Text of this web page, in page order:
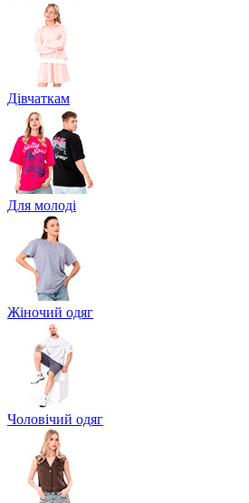
Дівчаткам
Для молоді
Жіночий одяг
Чоловічий одяг